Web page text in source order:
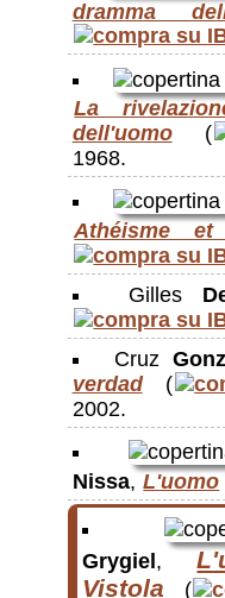
dramma
La
dell'uomo (
1968.
Athéisme
Gilles
Cruz
verdad (
2002.
Nissa, L'uomo
Grygiel,
Vistola
(